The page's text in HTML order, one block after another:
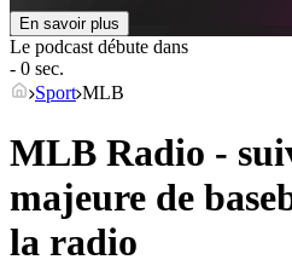
En savoir plus
Le podcast débute dans
- 0 sec.
Sport MLB
MLB Radio -
majeure de
la radio